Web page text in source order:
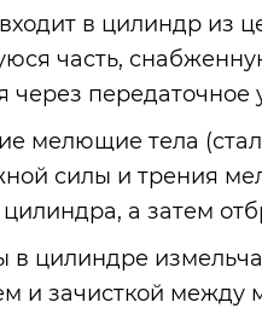
в цилиндр из
часть,
передаточное
мелющие тела
силы и трения
а затем
в цилиндре
и зачисткой